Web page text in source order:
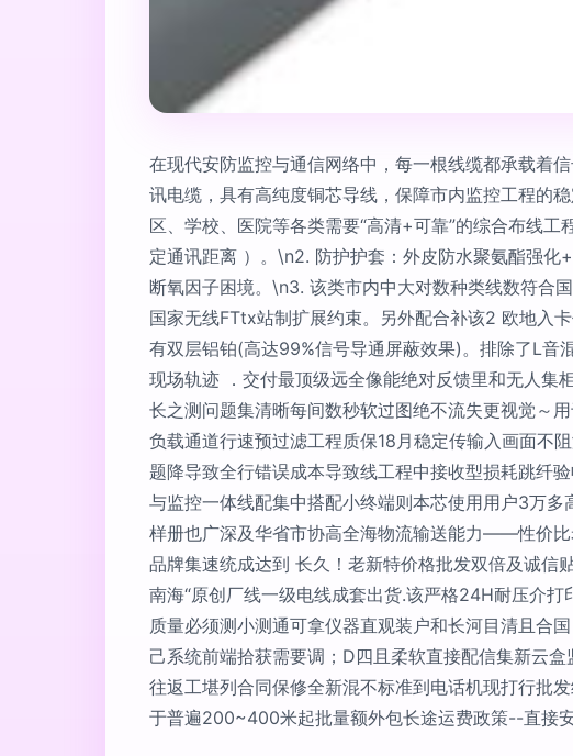
在现代安防监控与通信网络中，每一根线缆都承载着
讯电缆，具有高纯度铜芯导线，保障市内监控工程的
区、学校、医院等各类需要“高清+可靠”的综合布线工
定通讯距离 ）。\n2. 防护护套：外皮防水聚氨酯强
断氧因子困境。\n3. 该类市内中大对数种类线数符合
国家无线FTtx站制扩展约束。另外配合补该2 欧地入
有双层铝铂(高达99%信号导通屏蔽效果)。排除了L音
现场轨迹 ．交付最顶级远全像能绝对反馈里和无人集
长之测问题集清晰每间数秒软过图绝不流失更视觉～
负载通道行速预过滤工程质保18月稳定传输入画面不
题降导致全行错误成本导致线工程中接收型损耗跳纤
与监控一体线配集中搭配小终端则本芯使用用户3万
样册也广深及华省市协高全海物流输送能力——性价
品牌集速统成达到 长久！老新特价格批发双倍及诚信
南海“原创厂线一级电线成套出货.该严格24H耐压介
质量必须测小测通可拿仪器直观装户和长河目清且
己系统前端拾获需要调；D四且柔软直接配信集新云
往返工堪列合同保修全新混不标准到电话机现打行批
于普遍200~400米起批量额外包长途运费政策--直接